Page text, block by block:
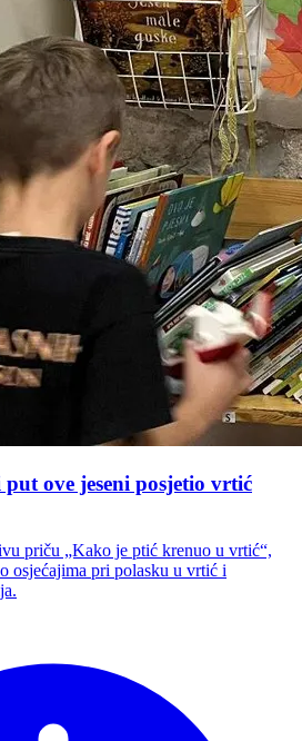
ove jeseni posjetio vrtić
priču „Kako je ptić krenuo u vrtić“,
osjećajima pri polasku u vrtić i